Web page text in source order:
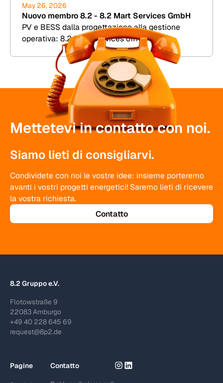
May 26, 2026
Nuovo membro 8.2 - 8.2 Mart Services GmbH
PV e BESS dalla progettazione alla gestione
operativa: 8.2 Mart Services offre TDD,
simulazione di rendimento e assistenza
commerciale per gli impianti.
Mettetevi in contatto con noi.
Siamo lieti di consigliarvi.
Condividete con noi le vostre idee: insieme porteremo
avanti i vostri progetti energetici! Saremo lieti di ricevere
la vostra richiesta.
Contatto
8.2 Gruppo e.V.
Flotowstraße 9
22083 Amburgo
+49 40 228 645 69
request@8p2.de
Pagine Contatto